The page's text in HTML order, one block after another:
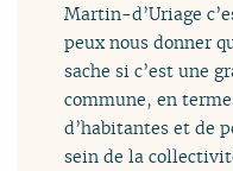
Martin-d’Uriage
peux nous donner
sache si c’est une
commune, en
d’habitantes et de
sein de la